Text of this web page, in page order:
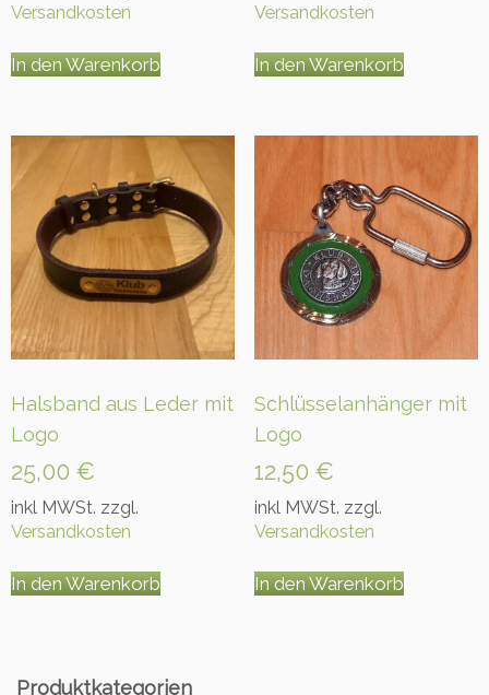
Versandkosten
In den Warenkorb
Versandkosten
In den Warenkorb
Halsband aus Leder mit
Logo
25,00 €
inkl MWSt. zzgl.
Versandkosten
In den Warenkorb
Schlüsselanhänger mit
Logo
12,50 €
inkl MWSt. zzgl.
Versandkosten
In den Warenkorb
Produktkategorien